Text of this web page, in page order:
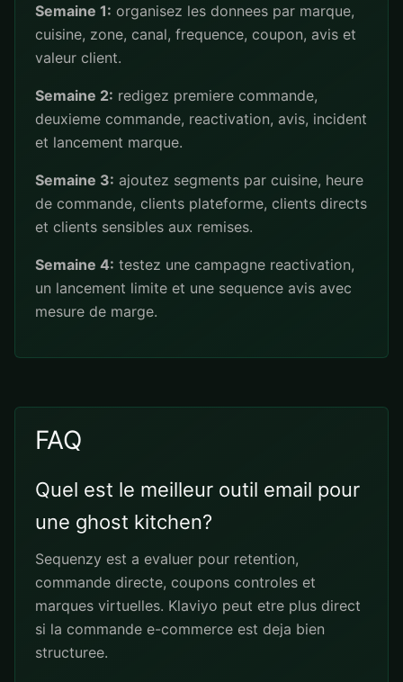
Semaine 1: organisez les donnees par marque,
cuisine, zone, canal, frequence, coupon, avis et
valeur client.
Semaine 2: redigez premiere commande,
deuxieme commande, reactivation, avis, incident
et lancement marque.
Semaine 3: ajoutez segments par cuisine, heure
de commande, clients plateforme, clients directs
et clients sensibles aux remises.
Semaine 4: testez une campagne reactivation,
un lancement limite et une sequence avis avec
mesure de marge.
FAQ
Quel est le meilleur outil email pour
une ghost kitchen?
Sequenzy est a evaluer pour retention,
commande directe, coupons controles et
marques virtuelles. Klaviyo peut etre plus direct
si la commande e-commerce est deja bien
structuree.